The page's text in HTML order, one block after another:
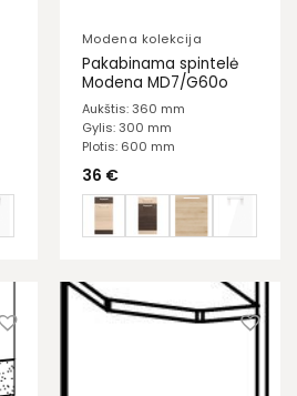
Modena kolekcija
Pakabinama spintelė
Modena MD7/G60o
Aukštis: 360 mm
Gylis: 300 mm
Plotis: 600 mm
36 €